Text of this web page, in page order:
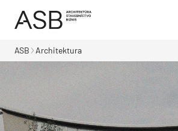
ASB Architektura